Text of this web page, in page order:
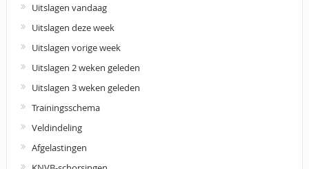
Uitslagen vandaag
Uitslagen deze week
Uitslagen vorige week
Uitslagen 2 weken geleden
Uitslagen 3 weken geleden
Trainingsschema
Veldindeling
Afgelastingen